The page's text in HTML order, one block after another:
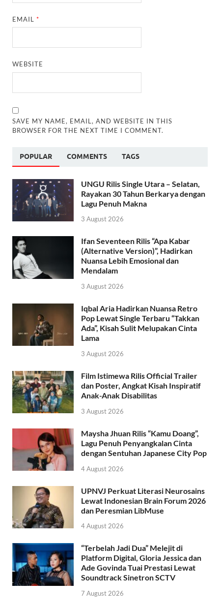
EMAIL*
WEBSITE
SAVE MY NAME, EMAIL, AND WEBSITE IN THIS
BROWSER FOR THE NEXT TIME I COMMENT.
POPULAR COMMENTS TAGS
UNGU Rilis Single Utara – Selatan,
Rayakan 30 Tahun Berkarya dengan
Lagu Penuh Makna
3 August 2026
Ifan Seventeen Rilis “Apa Kabar
(Alternative Version)”, Hadirkan
Nuansa Lebih Emosional dan
Mendalam
3 August 2026
Iqbal Aria Hadirkan Nuansa Retro
Pop Lewat Single Terbaru “Takkan
Ada”, Kisah Sulit Melupakan Cinta
Lama
3 August 2026
Film Istimewa Rilis Official Trailer
dan Poster, Angkat Kisah Inspiratif
Anak-Anak Disabilitas
3 August 2026
Maysha Jhuan Rilis “Kamu Doang”,
Lagu Penuh Penyangkalan Cinta
dengan Sentuhan Japanese City Pop
4 August 2026
UPNVJ Perkuat Literasi Neurosains
Lewat Indonesian Brain Forum 2026
dan Peresmian LibMuse
4 August 2026
“Terbelah Jadi Dua” Melejit di
Platform Digital, Gloria Jessica dan
Ade Govinda Tuai Prestasi Lewat
Soundtrack Sinetron SCTV
7 August 2026